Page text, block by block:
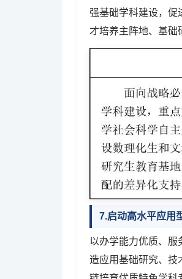
强基础学科建设，促
才培养主阵地、基础
7.启动高水平应用
以办学能力优质、服
造应用基础研究、技